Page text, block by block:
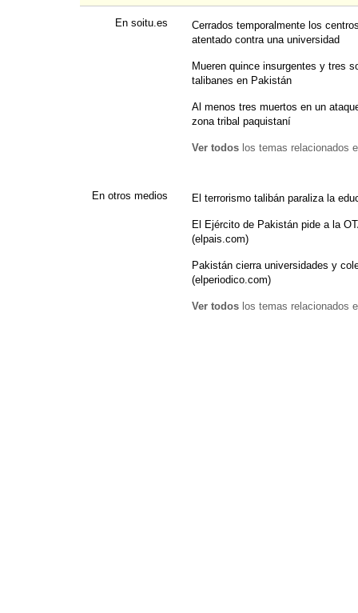
En soitu.es
Cerrados temporalmente los
atentado contra una universidad
Mueren quince insurgentes y tres
talibanes en Pakistán
Al menos tres muertos en un
zona tribal paquistaní
Ver todos los temas relacionados
En otros medios El terrorismo talibán paraliza la
El Ejército de Pakistán pide a la
(elpais.com)
Pakistán cierra universidades y
(elperiodico.com)
Ver todos los temas relacionados